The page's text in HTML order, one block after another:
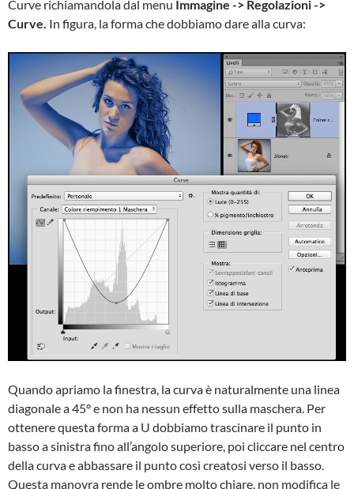
Curve richiamandola dal menu Immagine -> Regolazioni ->
Curve. In figura, la forma che dobbiamo dare alla curva:
Quando apriamo la finestra, la curva è naturalmente una linea
diagonale a 45° e non ha nessun effetto sulla maschera. Per
ottenere questa forma a U dobbiamo trascinare il punto in
basso a sinistra fino all’angolo superiore, poi cliccare nel centro
della curva e abbassare il punto così creatosi verso il basso.
Questa manovra rende le ombre molto chiare, non modifica le